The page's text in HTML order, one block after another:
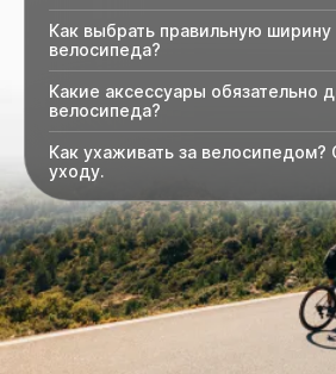
Как выбрать правильную
велосипеда?
Какие аксессуары обязательно
велосипеда?
Как ухаживать за велосипедом?
уходу.